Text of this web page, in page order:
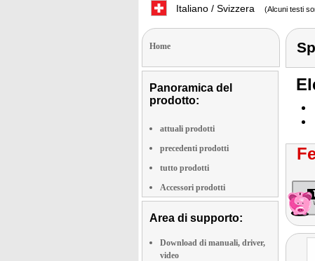
Italiano / Svizzera (Alcuni testi
Home
Panoramica del
prodotto:
attuali prodotti
precedenti prodotti
tutto prodotti
Accessori prodotti
Area di supporto:
Download di manuali, driver,
video